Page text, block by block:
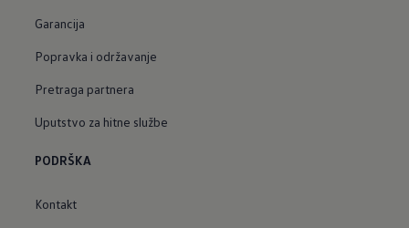
Garancija
Popravka i održavanje
Pretraga partnera
Uputstvo za hitne službe
PODRŠKA
Kontakt